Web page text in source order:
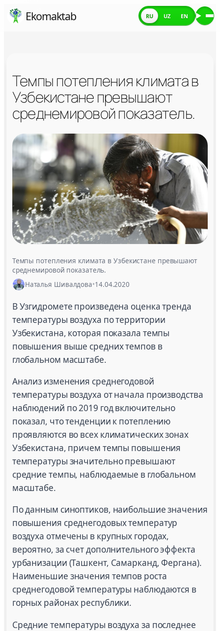
Skip Ekomaktab RU UZ EN
Темпы потепления климата в
Узбекистане превышают
среднемировой показатель.
Темпы потепления климата в Узбекистане превышают
среднемировой показатель.
Наталья Шивалдова•14.04.2020
В Узгидромете произведена оценка тренда
температуры воздуха по территории
Узбекистана, которая показала темпы
повышения выше средних темпов в
глобальном масштабе.
Анализ изменения среднегодовой
температуры воздуха от начала производства
наблюдений по 2019 год включительно
показал, что тенденции к потеплению
проявляются во всех климатических зонах
Узбекистана, причем темпы повышения
температуры значительно превышают
средние темпы, наблюдаемые в глобальном
масштабе.
По данным синоптиков, наибольшие значения
повышения среднегодовых температур
воздуха отмечены в крупных городах,
вероятно, за счет дополнительного эффекта
урбанизации (Ташкент, Самарканд, Фергана).
Наименьшие значения темпов роста
среднегодовой температуры наблюдаются в
горных районах республики.
Средние температуры воздуха за последнее